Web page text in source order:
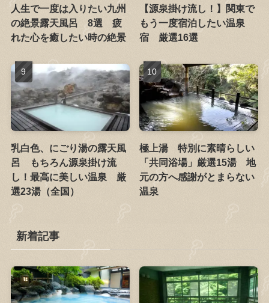
人生で一度は入りたい九州
の絶景露天風呂 8選 疲
れた心を癒したい時の絶景
【源泉掛け流し！】関東で
もう一度宿泊したい温泉
宿 厳選16選
乳白色、にごり湯の露天風
呂 もちろん源泉掛け流
し！最高に美しい温泉 厳
選23湯（全国）
極上湯 特別に素晴らしい
「共同浴場」厳選15湯 地
元の方へ感謝がとまらない
温泉
新着記事